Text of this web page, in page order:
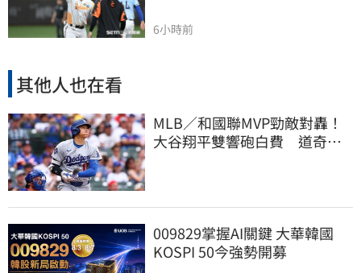
6小時前
其他人也在看
MLB／和國聯MVP勁敵對轟！
大谷翔平雙響砲白費 道奇連2
009829掌握AI關鍵 大華韓國
KOSPI 50今強勢開募